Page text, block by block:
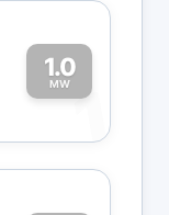
1.0
MW1